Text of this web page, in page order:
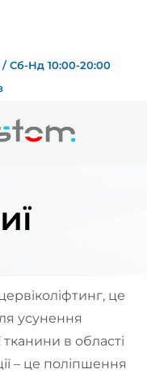
/ Сб-Нд 10:00-20:00
це
усунення
в області
– це поліпшення